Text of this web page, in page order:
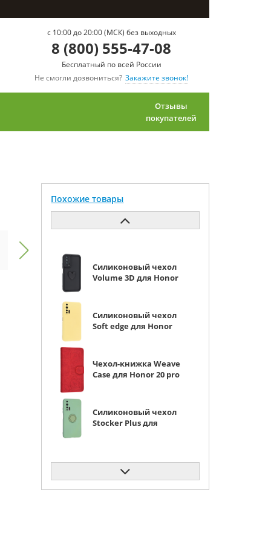
c 10:00 до 20:00 (МСК) без выходных
8 (800) 555-47-08
Бесплатный по всей России
Не смогли дозвониться? Закажите звонок!
Отзывы
покупателей
Похожие товары
Силиконовый чехол
Volume 3D для Honor
Силиконовый чехол
Soft edge для Honor
Чехол-книжка Weave
Case для Honor 20 pro
Силиконовый чехол
Stocker Plus для
Силиконовый чехол
Texture для Honor 20
pro черный